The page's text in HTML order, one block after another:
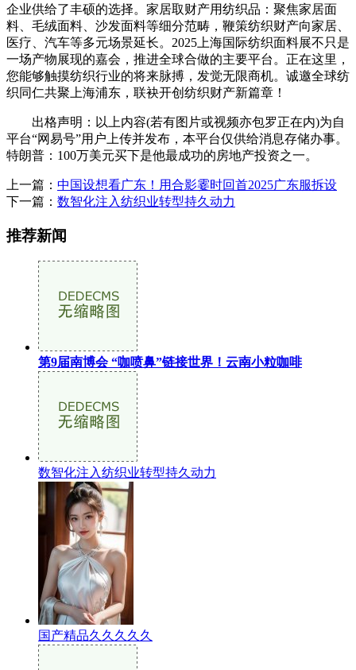
企业供给了丰硕的选择。家居取财产用纺织品：聚焦家居面
料、毛绒面料、沙发面料等细分范畴，鞭策纺织财产向家居、
医疗、汽车等多元场景延长。2025上海国际纺织面料展不只是
一场产物展现的嘉会，推进全球合做的主要平台。正在这里，
您能够触摸纺织行业的将来脉搏，发觉无限商机。诚邀全球纺
织同仁共聚上海浦东，联袂开创纺织财产新篇章！
出格声明：以上内容(若有图片或视频亦包罗正在内)为自
平台“网易号”用户上传并发布，本平台仅供给消息存储办事。
特朗普：100万美元买下是他最成功的房地产投资之一。
上一篇： 中国设想看广东！用合影霎时回首2025广东服拆设
下一篇： 数智化注入纺织业转型持久动力
推荐新闻
第9届南博会 “咖喷鼻”链接世界！云南小粒咖啡
数智化注入纺织业转型持久动力
国产精品久久久久久